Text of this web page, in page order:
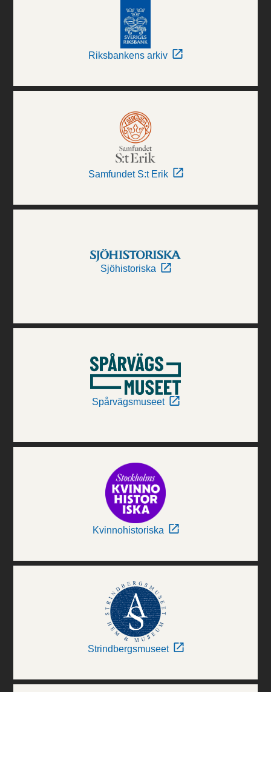
Riksbankens arkiv
Samfundet S:t Erik
Sjöhistoriska
Spårvägsmuseet
Kvinnohistoriska
Strindbergsmuseet